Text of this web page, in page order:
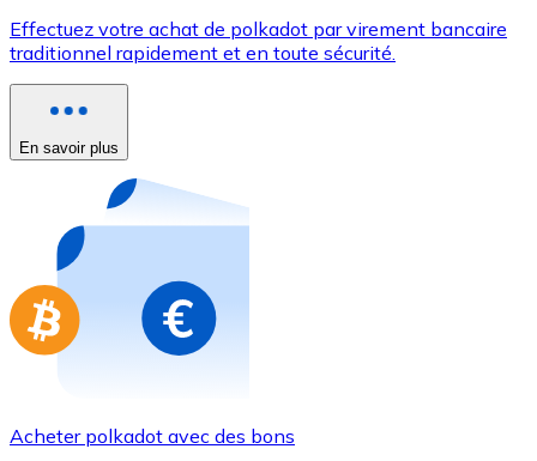
Utilisez les cartes Visa et Mastercard pour acheter
Acheter avec carte
Nouveau
Achetez des cartes-cadeaux de vos marques
Aller à la boutique de cartes-cadeaux
Effectuez votre achat de polkadot par virement bancaire
traditionnel rapidement et en toute sécurité.
En savoir plus
Acheter polkadot avec des bons